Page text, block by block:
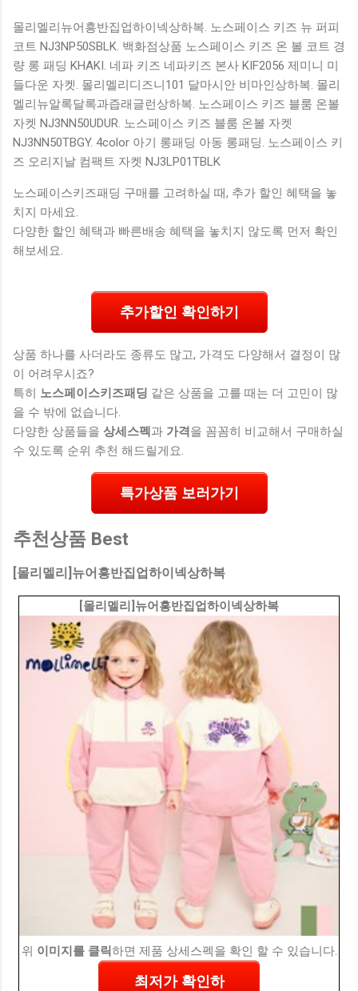
많을 수 밖에 없습니다. 다양한 상품들을 상세스펙 과 가격 을
꼼꼼히 비교해서 구매하실 수 있도록 순위 추천 해드릴게요. 특
가상품 보러가기 추천상품 Best 유니콘 멀티페어링 스마트폰
태블릿 거치형 저소음 블루투스 키보드, BK-500SB, 일반형, 블
랙 유니콘 멀티페어링 스마트폰 태...
몰리멜리뉴어흥반집업하이넥상하복. 노스페이스 키즈 뉴 퍼피
코트 NJ3NP50SBLK. 백화점상품 노스페이스 키즈 온 볼 코트 경
량 롱 패딩 KHAKI. 네파 키즈 네파키즈 본사 KIF2056 제미니 미
들다운 자켓. 몰리멜리디즈니101 달마시안 비마인상하복. 몰리
멜리뉴알록달록과즙래글런상하복. 노스페이스 키즈 블룸 온볼
자켓 NJ3NN50UDUR. 노스페이스 키즈 블룸 온볼 자켓
NJ3NN50TBGY. 4color 아기 롱패딩 아동 롱패딩. 노스페이스 키
즈 오리지날 컴팩트 자켓 NJ3LP01TBLK
노스페이스키즈패딩 구매를 고려하실 때, 추가 할인 혜택을 놓
치지 마세요.
다양한 할인 혜택과 빠른배송 혜택을 놓치지 않도록 먼저 확인
해보세요.
추가할인 확인하기
상품 하나를 사더라도 종류도 많고, 가격도 다양해서 결정이 많
이 어려우시죠?
특히 노스페이스키즈패딩 같은 상품을 고를 때는 더 고민이 많
을 수 밖에 없습니다.
다양한 상품들을 상세스펙 과 가격 을 꼼꼼히 비교해서 구매하실
수 있도록 순위 추천 해드릴게요.
특가상품 보러가기
추천상품 Best
[몰리멜리]뉴어흥반집업하이넥상하복
[몰리멜리]뉴어흥반집업하이넥상하복
위 이미지를 클릭하면 제품 상세스펙을 확인 할 수 있습니다.
최저가 확인하